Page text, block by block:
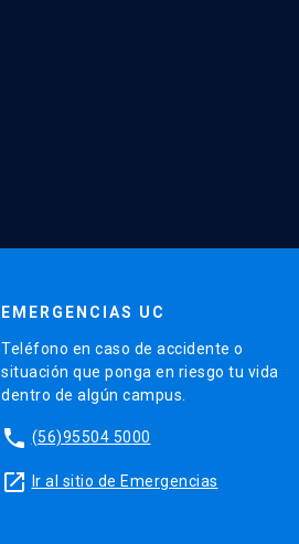
EMERGENCIAS UC
Teléfono en caso de accidente o
situación que ponga en riesgo tu vida
dentro de algún campus.
phone (56)95504 5000
launch Ir al sitio de Emergencias